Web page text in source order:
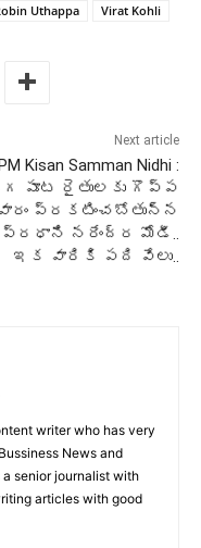
Uthappa
Virat Kohli
Next article
Kisan Samman Nidhi :
పూట రైతులకు గొప్ప
ప్రకటించబోతున్న
ప్రధాని నరేంద్ర మోడీ..
ఇక వారికి పది వేలు..
writer who has very
News and
senior journalist with
articles with good